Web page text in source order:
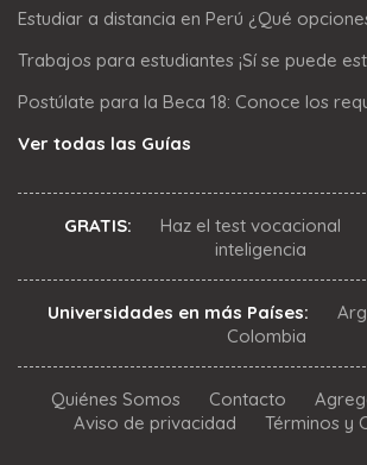
Estudiar a distancia en Perú ¿Qué
Trabajos para estudiantes ¡Sí se puede
Postúlate para la Beca 18: Conoce los
Ver todas las Guías
GRATIS: Haz el test vocacional
inteligencia
Universidades en más Países:
Colombia
Quiénes Somos Contacto
Aviso de privacidad
Términos y